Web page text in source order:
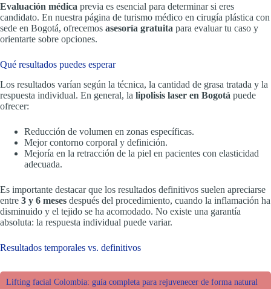
Evaluación médica previa es esencial para determinar si eres
candidato. En nuestra página de turismo médico en cirugía plástica con
sede en Bogotá, ofrecemos asesoría gratuita para evaluar tu caso y
orientarte sobre opciones.
Qué resultados puedes esperar
Los resultados varían según la técnica, la cantidad de grasa tratada y la
respuesta individual. En general, la lipolisis laser en Bogotá puede
ofrecer:
Reducción de volumen en zonas específicas.
Mejor contorno corporal y definición.
Mejoría en la retracción de la piel en pacientes con elasticidad
adecuada.
Es importante destacar que los resultados definitivos suelen apreciarse
entre 3 y 6 meses después del procedimiento, cuando la inflamación ha
disminuido y el tejido se ha acomodado. No existe una garantía
absoluta: la respuesta individual puede variar.
Resultados temporales vs. definitivos
Lifting facial Colombia: guía completa para rejuvenecer de forma natural